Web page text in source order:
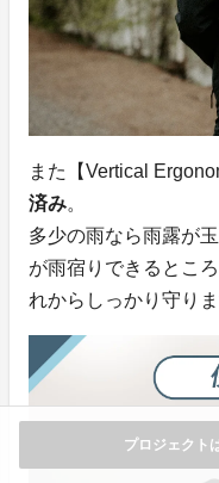
プロジェクト
また【Vertical
済み。
多少の雨なら雨露が
が雨宿りできるとこ
れからしっかり守りま